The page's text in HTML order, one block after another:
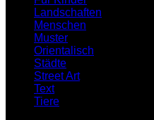
Landschaften
Menschen
Muster
Orientalisch
Städte
Street Art
Text
Tiere